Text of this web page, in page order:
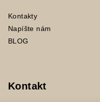
Kontakty
Napíšte nám
BLOG
Kontakt